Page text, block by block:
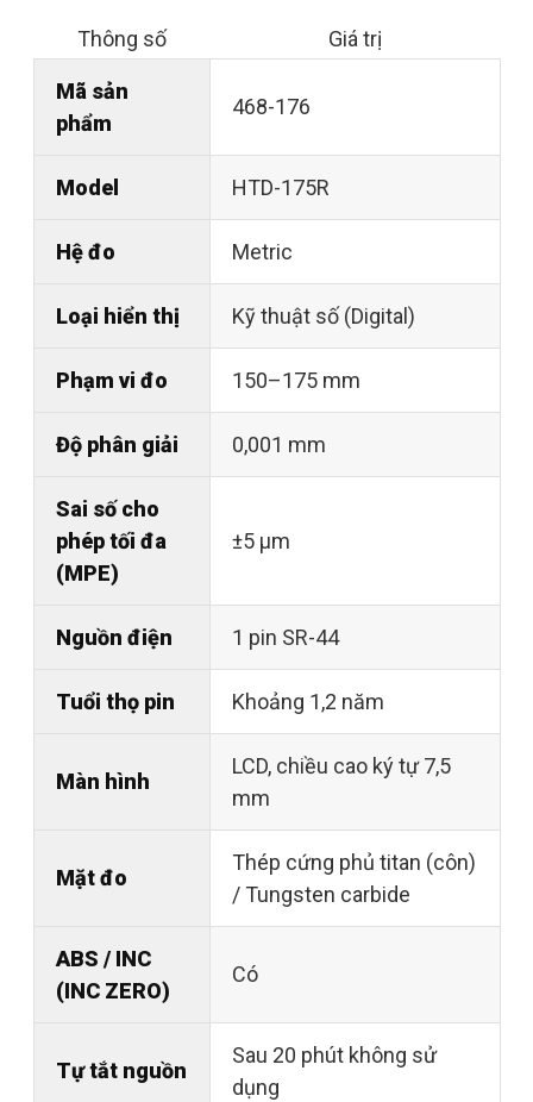
Thông số Giá trị
Mã sản
phẩm
468-176
Model HTD-175R
Hệ đo Metric
Loại hiển thị Kỹ thuật số (Digital)
Phạm vi đo 150–175 mm
Độ phân giải 0,001 mm
Sai số cho
phép tối đa
(MPE)
±5 µm
Nguồn điện 1 pin SR-44
Tuổi thọ pin Khoảng 1,2 năm
Màn hình
LCD, chiều cao ký tự 7,5
mm
Mặt đo
Thép cứng phủ titan (côn)
/ Tungsten carbide
ABS / INC
(INC ZERO)
Có
Tự tắt nguồn
Sau 20 phút không sử
dụng